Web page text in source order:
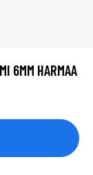
6MM HARMAA